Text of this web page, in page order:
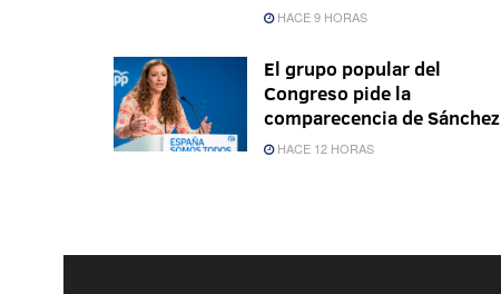
HACE 9 HORAS
El grupo popular del
Congreso pide la
comparecencia de Sánchez
HACE 12 HORAS